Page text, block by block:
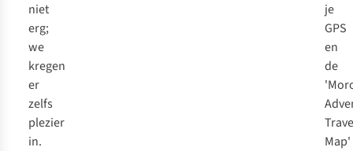
niet
erg;
we
kregen
er
zelfs
plezier
in.
je
GPS
en
de
Map'